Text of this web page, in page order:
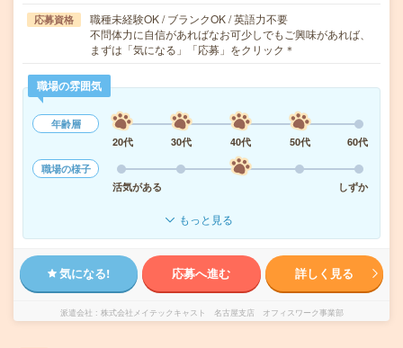
応募資格
職種未経験OK / ブランクOK / 英語力不要
不問体力に自信があればなお可少しでもご興味があれば、
まずは「気になる」「応募」をクリック＊
職場の雰囲気
年齢層
20代
30代 40代 50代
60代
職場の様子
活気がある
しずか
もっと見る
気になる! 応募へ進む 詳しく見る
派遣会社 株式会社メイテックキャスト 名古屋支店 オフィスワーク事業部